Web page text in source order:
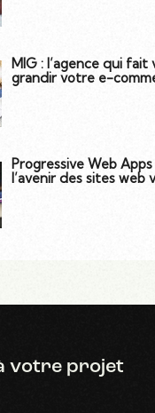
MIG : l’agence qui fait
grandir votre e-
Progressive Web
l’avenir des sites web
votre projet